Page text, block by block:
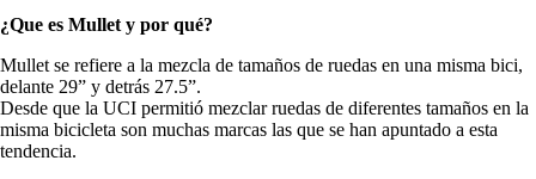
¿Que es Mullet y por qué?
Mullet se refiere a la mezcla de tamaños de ruedas en una misma bici,
delante 29” y detrás 27.5”.
Desde que la UCI permitió mezclar ruedas de diferentes tamaños en la
misma bicicleta son muchas marcas las que se han apuntado a esta
tendencia.